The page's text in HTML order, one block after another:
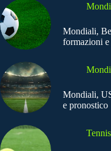
Mondiali,
formazioni
Mondiali,
e pronostico
Tennis